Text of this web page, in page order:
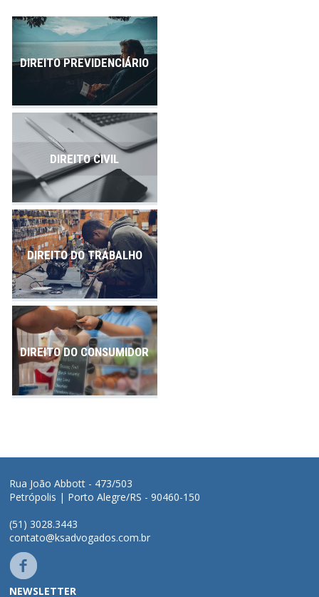
Contato
DIREITO PREVIDENCIÁRIO
DIREITO CIVIL
DIREITO DO TRABALHO
DIREITO DO CONSUMIDOR
Rua João Abbott - 473/503
Petrópolis | Porto Alegre/RS - 90460-150
(51) 3028.3443
contato@ksadvogados.com.br
NEWSLETTER